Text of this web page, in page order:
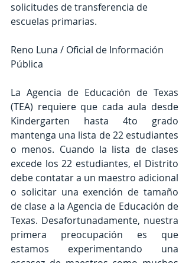
solicitudes de transferencia de
escuelas primarias.
Reno Luna / Oficial de Información
Pública
La Agencia de Educación de Texas
(TEA) requiere que cada aula desde
Kindergarten hasta 4to grado
mantenga una lista de 22 estudiantes
o menos. Cuando la lista de clases
excede los 22 estudiantes, el Distrito
debe contatar a un maestro adicional
o solicitar una exención de tamaño
de clase a la Agencia de Educación de
Texas. Desafortunadamente, nuestra
primera preocupación es que
estamos experimentando una